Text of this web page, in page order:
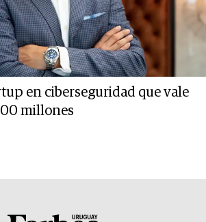
en ciberseguridad que vale
millones